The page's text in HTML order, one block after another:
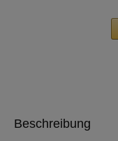
Beschreibung